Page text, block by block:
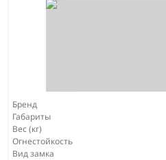
Бренд
Габариты
Вес (кг)
Огнестойкость
Вид замка